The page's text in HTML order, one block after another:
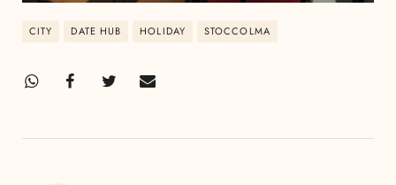
CITY DATE HUB HOLIDAY STOCCOLMA